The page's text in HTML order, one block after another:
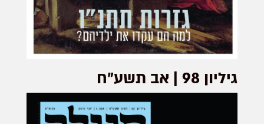
גיליון 98 | אב תשע"ח